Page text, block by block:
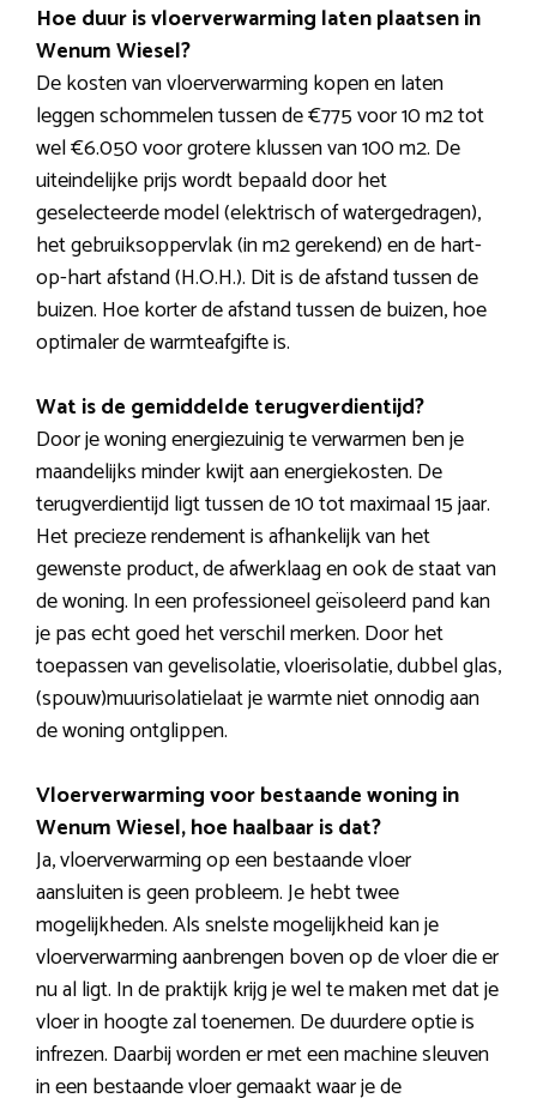
Hoe duur is vloerverwarming laten plaatsen in
Wenum Wiesel?
De kosten van vloerverwarming kopen en laten
leggen schommelen tussen de €775 voor 10 m2 tot
wel €6.050 voor grotere klussen van 100 m2. De
uiteindelijke prijs wordt bepaald door het
geselecteerde model (elektrisch of watergedragen),
het gebruiksoppervlak (in m2 gerekend) en de hart-
op-hart afstand (H.O.H.). Dit is de afstand tussen de
buizen. Hoe korter de afstand tussen de buizen, hoe
optimaler de warmteafgifte is.
Wat is de gemiddelde terugverdientijd?
Door je woning energiezuinig te verwarmen ben je
maandelijks minder kwijt aan energiekosten. De
terugverdientijd ligt tussen de 10 tot maximaal 15 jaar.
Het precieze rendement is afhankelijk van het
gewenste product, de afwerklaag en ook de staat van
de woning. In een professioneel geïsoleerd pand kan
je pas echt goed het verschil merken. Door het
toepassen van gevelisolatie, vloerisolatie, dubbel glas,
(spouw)muurisolatielaat je warmte niet onnodig aan
de woning ontglippen.
Vloerverwarming voor bestaande woning in
Wenum Wiesel, hoe haalbaar is dat?
Ja, vloerverwarming op een bestaande vloer
aansluiten is geen probleem. Je hebt twee
mogelijkheden. Als snelste mogelijkheid kan je
vloerverwarming aanbrengen boven op de vloer die er
nu al ligt. In de praktijk krijg je wel te maken met dat je
vloer in hoogte zal toenemen. De duurdere optie is
infrezen. Daarbij worden er met een machine sleuven
in een bestaande vloer gemaakt waar je de